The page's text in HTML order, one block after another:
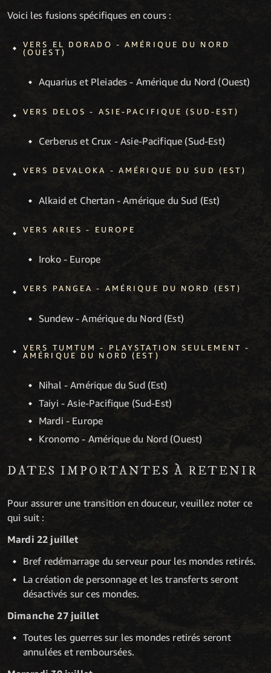
Voici les fusions spécifiques en cours :
VERS EL DORADO - AMÉRIQUE DU NORD
(OUEST)
Aquarius et Pleiades - Amérique du Nord (Ouest)
VERS DELOS - ASIE-PACIFIQUE (SUD-EST)
Cerberus et Crux - Asie-Pacifique (Sud-Est)
VERS DEVALOKA - AMÉRIQUE DU SUD (EST)
Alkaid et Chertan - Amérique du Sud (Est)
VERS ARIES - EUROPE
Iroko - Europe
VERS PANGEA - AMÉRIQUE DU NORD (EST)
Sundew - Amérique du Nord (Est)
VERS TUMTUM - PLAYSTATION SEULEMENT -
AMÉRIQUE DU NORD (EST)
Nihal - Amérique du Sud (Est)
Taiyi - Asie-Pacifique (Sud-Est)
Mardi - Europe
Kronomo - Amérique du Nord (Ouest)
DATES IMPORTANTES À RETENIR
Pour assurer une transition en douceur, veuillez noter ce
qui suit :
Mardi 22 juillet
Bref redémarrage du serveur pour les mondes retirés.
La création de personnage et les transferts seront
désactivés sur ces mondes.
Dimanche 27 juillet
Toutes les guerres sur les mondes retirés seront
annulées et remboursées.